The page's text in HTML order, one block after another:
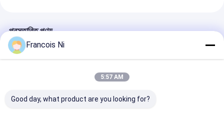
প্রস্তাবিত পণ্য
Francois Ni
5:57 AM
Good day, what product are you looking for?